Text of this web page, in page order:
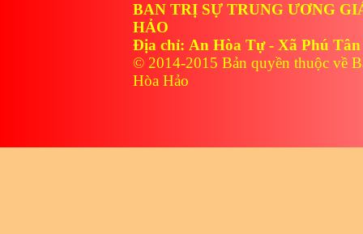
BAN TRỊ SỰ TRUNG ƯƠNG
HẢO
Địa chỉ: An Hòa Tự - Xã Phú
© 2014-2015 Bản quyền thuộc về
Hòa Hảo